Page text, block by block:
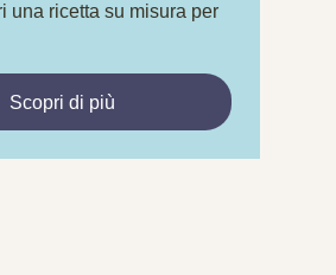
una ricetta su misura per
Scopri di più